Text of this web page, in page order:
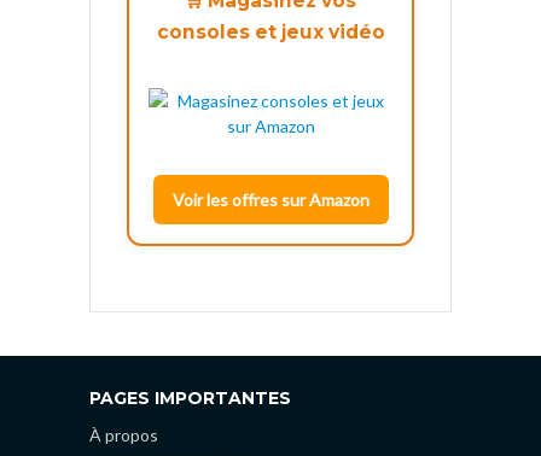
consoles et jeux vidéo
Voir les offres sur Amazon
PAGES IMPORTANTES
À propos